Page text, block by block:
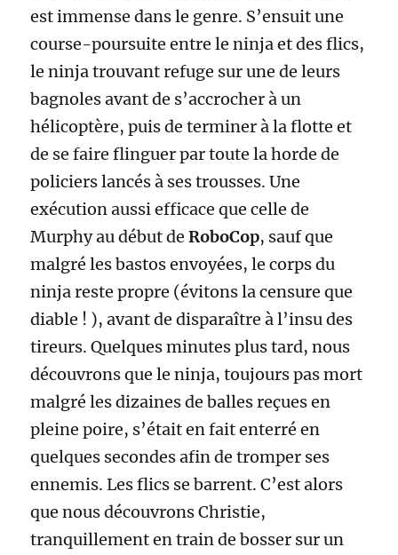
est immense dans le genre. S’ensuit une
course-poursuite entre le ninja et des flics,
le ninja trouvant refuge sur une de leurs
bagnoles avant de s’accrocher à un
hélicoptère, puis de terminer à la flotte et
de se faire flinguer par toute la horde de
policiers lancés à ses trousses. Une
exécution aussi efficace que celle de
Murphy au début deRoboCop, sauf que
malgré les bastos envoyées, le corps du
ninja reste propre (évitons la censure que
diable ! ), avant de disparaître à l’insu des
tireurs. Quelques minutes plus tard, nous
découvrons que le ninja, toujours pas mort
malgré les dizaines de balles reçues en
pleine poire, s’était en fait enterré en
quelques secondes afin de tromper ses
ennemis. Les flics se barrent. C’est alors
que nous découvrons Christie,
tranquillement en train de bosser sur un